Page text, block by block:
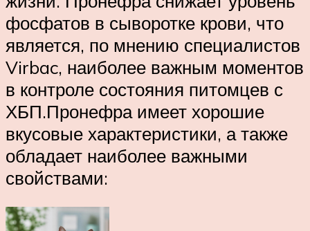
фосфатов в сыворотке крови, что
является, по мнению специалистов
Virbac, наиболее важным моментов
в контроле состояния питомцев с
ХБП.Пронефра имеет хорошие
вкусовые характеристики, а также
обладает наиболее важными
свойствами: